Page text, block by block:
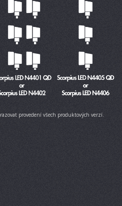
provedení všech produktových verzí.